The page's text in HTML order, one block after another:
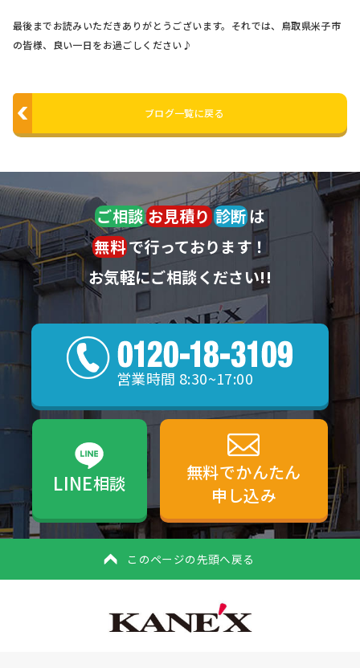
最後までお読みいただきありがとうございます。それでは、鳥取県米子市
の皆様、良い一日をお過ごしください♪
ブログ一覧に戻る
ご相談 お見積り 診断は
無料で行っております！
お気軽にご相談ください!!
営業時間 8:30~17:00
LINE相談
無料でかんたん
申し込み
このページの先頭へ戻る